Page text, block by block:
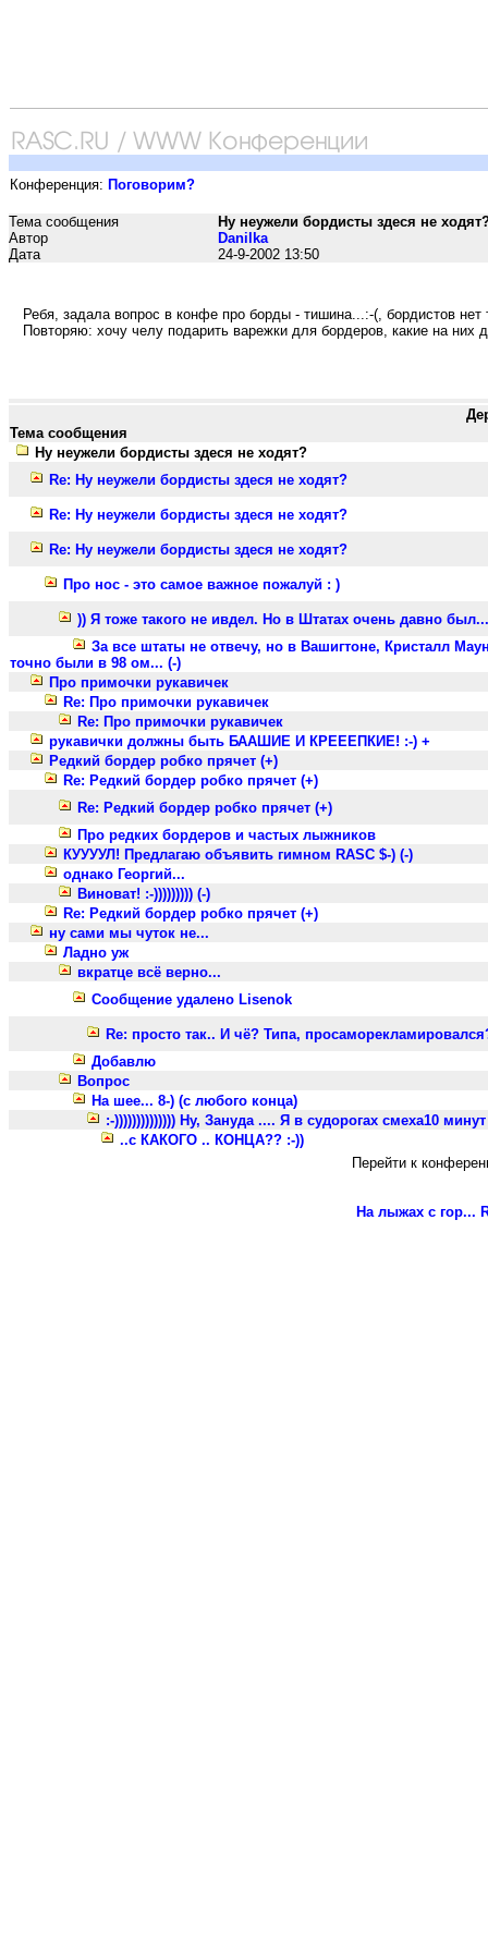
Конференция: Поговорим?
Тема сообщения
Ну неужели бордисты здеся не
Автор
Danilka
Дата
24-9-2002 13:50
Ребя, задала вопрос в конфе про борды - тишина...:-(, бордистов нет
Повторяю: хочу челу подарить варежки для бордеров, какие на
Тема сообщения
Ну неужели бордисты здеся не ходят?
Re: Ну неужели бордисты здеся не ходят?
Re: Ну неужели бордисты здеся не ходят?
Re: Ну неужели бордисты здеся не ходят?
Про нос - это самое важное пожалуй : )
)) Я тоже такого не ивдел. Но в Штатах очень давно
За все штаты не отвечу, но в Вашигтоне, Кристалл
точно были в 98 ом... (-)
Про примочки рукавичек
Re: Про примочки рукавичек
Re: Про примочки рукавичек
рукавички должны быть БААШИЕ И КРЕЕЕПКИЕ! :-) +
Редкий бордер робко прячет (+)
Re: Редкий бордер робко прячет (+)
Re: Редкий бордер робко прячет (+)
Про редких бордеров и частых лыжников
КУУУУЛ! Предлагаю объявить гимном RASC $-) (-)
однако Георгий...
Виноват! :-))))))))) (-)
Re: Редкий бордер робко прячет (+)
ну сами мы чуток не...
Ладно уж
вкратце всё верно...
Сообщение удалено Lisenok
Re: просто так.. И чё? Типа,
Добавлю
Вопрос
На шее... 8-) (с любого конца)
:-)))))))))))))) Ну, Зануда .... Я в судорогах смеха10
..с КАКОГО .. КОНЦА?? :-))
Перейти к
На лыжах с гор...